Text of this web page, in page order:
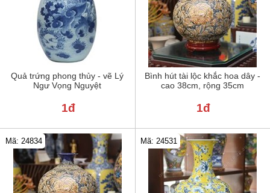
Quả trứng phong thủy - vẽ Lý
Ngư Vọng Nguyệt
1đ
Bình hút tài lộc khắc hoa dây -
cao 38cm, rộng 35cm
1đ
Mã: 24834 Mã: 24531